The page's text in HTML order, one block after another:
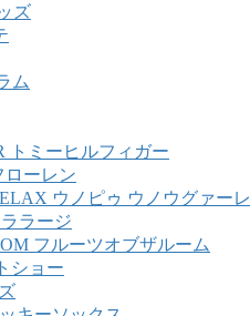
ズ
ム
トミーヒルフィガー
ローレン
ウノピゥ ウノウグァー
ラージ
フルーツオブザルーム
ショー